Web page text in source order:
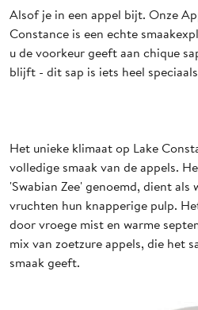
Alsof je in een appel bijt. Onze
Constance is een echte
u de voorkeur geeft aan chique
blijft - dit sap is iets heel
Het unieke klimaat op Lake
volledige smaak van de appels.
'Swabian Zee' genoemd, dient
vruchten hun knapperige pulp.
door vroege mist en warme
mix van zoetzure appels, die het
smaak geeft.